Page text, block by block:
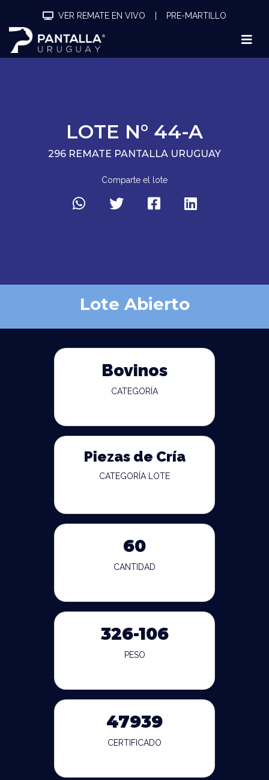
VER REMATE EN VIVO PRE-MARTILLO
LOTE N° 44-A
296 REMATE PANTALLA URUGUAY
Comparte el lote
Lote Abierto
Bovinos
CATEGORÍA
Piezas de Cría
CATEGORÍA LOTE
60
CANTIDAD
326-106
PESO
47939
CERTIFICADO